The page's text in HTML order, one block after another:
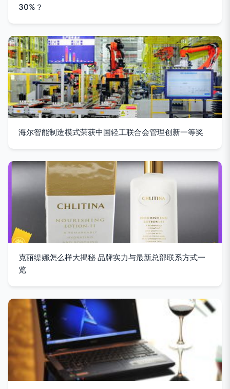
30%？
海尔智能制造模式荣获中国轻工联合会管理创新一等奖
克丽缇娜怎么样大揭秘 品牌实力与最新总部联系方式一
览